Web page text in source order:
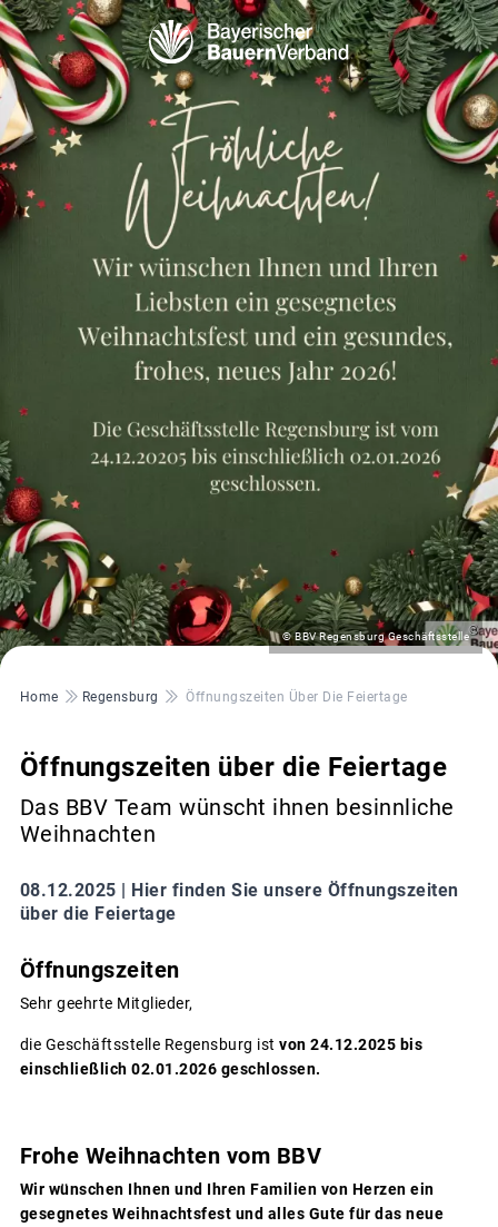
© BBV Regensburg Geschäftsstelle©
Pfadnavigation
Home Regensburg Öffnungszeiten Über Die Feiertage
Öffnungszeiten über die Feiertage
Das BBV Team wünscht ihnen besinnliche
Weihnachten
08.12.2025 | Hier finden Sie unsere Öffnungszeiten
über die Feiertage
Öffnungszeiten
Sehr geehrte Mitglieder,
die Geschäftsstelle Regensburg ist von 24.12.2025 bis
einschließlich 02.01.2026 geschlossen.
Frohe Weihnachten vom BBV
Wir wünschen Ihnen und Ihren Familien von Herzen ein
gesegnetes Weihnachtsfest und alles Gute für das neue